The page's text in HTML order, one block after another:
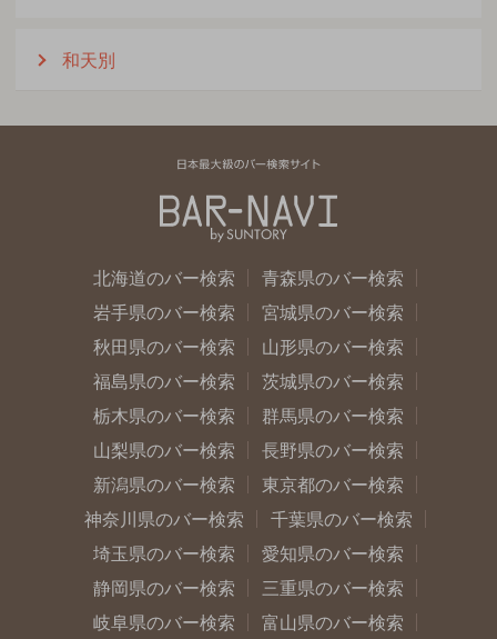
和天別
北海道のバー検索
青森県のバー検索
岩手県のバー検索
宮城県のバー検索
秋田県のバー検索
山形県のバー検索
福島県のバー検索
茨城県のバー検索
栃木県のバー検索
群馬県のバー検索
山梨県のバー検索
長野県のバー検索
新潟県のバー検索
東京都のバー検索
神奈川県のバー検索
千葉県のバー検索
埼玉県のバー検索
愛知県のバー検索
静岡県のバー検索
三重県のバー検索
岐阜県のバー検索
富山県のバー検索